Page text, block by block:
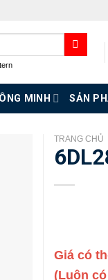
MINH SẢN
TRANG CHỦ
Giá có
(Luôn